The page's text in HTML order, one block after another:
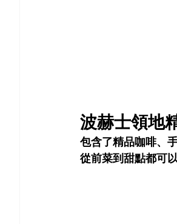
波赫士領地
包含了精品咖啡、
從前菜到甜點都可